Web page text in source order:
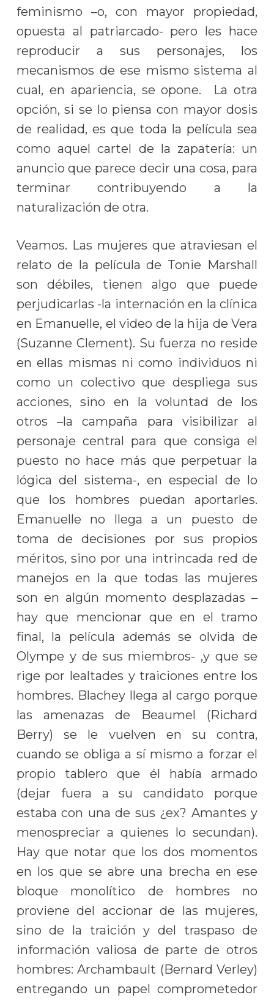
feminismo –o, con mayor propiedad,
opuesta al patriarcado- pero les hace
reproducir a sus personajes, los
mecanismos de ese mismo sistema al
cual, en apariencia, se opone. La otra
opción, si se lo piensa con mayor dosis
de realidad, es que toda la película sea
como aquel cartel de la zapatería: un
anuncio que parece decir una cosa, para
terminar contribuyendo a la
naturalización de otra.
Veamos. Las mujeres que atraviesan el
relato de la película de Tonie Marshall
son débiles, tienen algo que puede
perjudicarlas -la internación en la clínica
en Emanuelle, el video de la hija de Vera
(Suzanne Clement). Su fuerza no reside
en ellas mismas ni como individuos ni
como un colectivo que despliega sus
acciones, sino en la voluntad de los
otros –la campaña para visibilizar al
personaje central para que consiga el
puesto no hace más que perpetuar la
lógica del sistema-, en especial de lo
que los hombres puedan aportarles.
Emanuelle no llega a un puesto de
toma de decisiones por sus propios
méritos, sino por una intrincada red de
manejos en la que todas las mujeres
son en algún momento desplazadas –
hay que mencionar que en el tramo
final, la película además se olvida de
Olympe y de sus miembros- ,y que se
rige por lealtades y traiciones entre los
hombres. Blachey llega al cargo porque
las amenazas de Beaumel (Richard
Berry) se le vuelven en su contra,
cuando se obliga a sí mismo a forzar el
propio tablero que él había armado
(dejar fuera a su candidato porque
estaba con una de sus ¿ex? Amantes y
menospreciar a quienes lo secundan).
Hay que notar que los dos momentos
en los que se abre una brecha en ese
bloque monolítico de hombres no
proviene del accionar de las mujeres,
sino de la traición y del traspaso de
información valiosa de parte de otros
hombres: Archambault (Bernard Verley)
entregando un papel comprometedor